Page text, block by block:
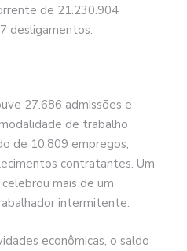
de 21.230.904
desligamentos.
27.686 admissões e
de trabalho
de 10.809 empregos,
contratantes. Um
mais de um
intermitente.
econômicas, o saldo